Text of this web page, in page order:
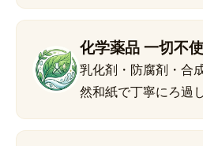
化学薬品 一切不
乳化剤・防腐剤・合
然和紙で丁寧にろ過